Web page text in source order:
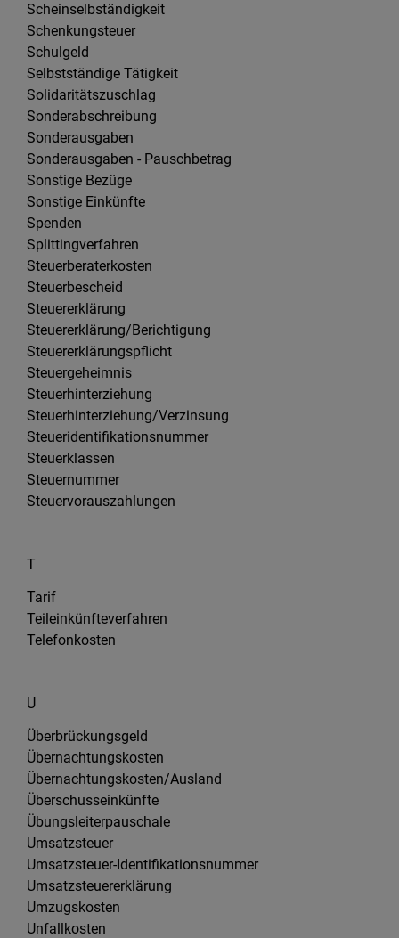
Scheinselbständigkeit
Schenkungsteuer
Schulgeld
Selbstständige Tätigkeit
Solidaritätszuschlag
Sonderabschreibung
Sonderausgaben
Sonderausgaben - Pauschbetrag
Sonstige Bezüge
Sonstige Einkünfte
Spenden
Splittingverfahren
Steuerberaterkosten
Steuerbescheid
Steuererklärung
Steuererklärung/Berichtigung
Steuererklärungspflicht
Steuergeheimnis
Steuerhinterziehung
Steuerhinterziehung/Verzinsung
Steueridentifikationsnummer
Steuerklassen
Steuernummer
Steuervorauszahlungen
T
Tarif
Teileinkünfteverfahren
Telefonkosten
U
Überbrückungsgeld
Übernachtungskosten
Übernachtungskosten/Ausland
Überschusseinkünfte
Übungsleiterpauschale
Umsatzsteuer
Umsatzsteuer-Identifikationsnummer
Umsatzsteuererklärung
Umzugskosten
Unfallkosten